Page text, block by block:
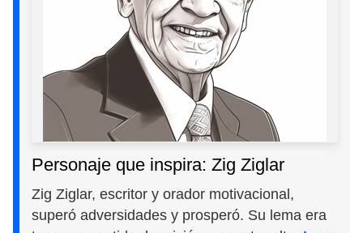
Personaje que inspira: Zig Ziglar
Zig Ziglar, escritor y orador motivacional,
superó adversidades y prosperó. Su lema era